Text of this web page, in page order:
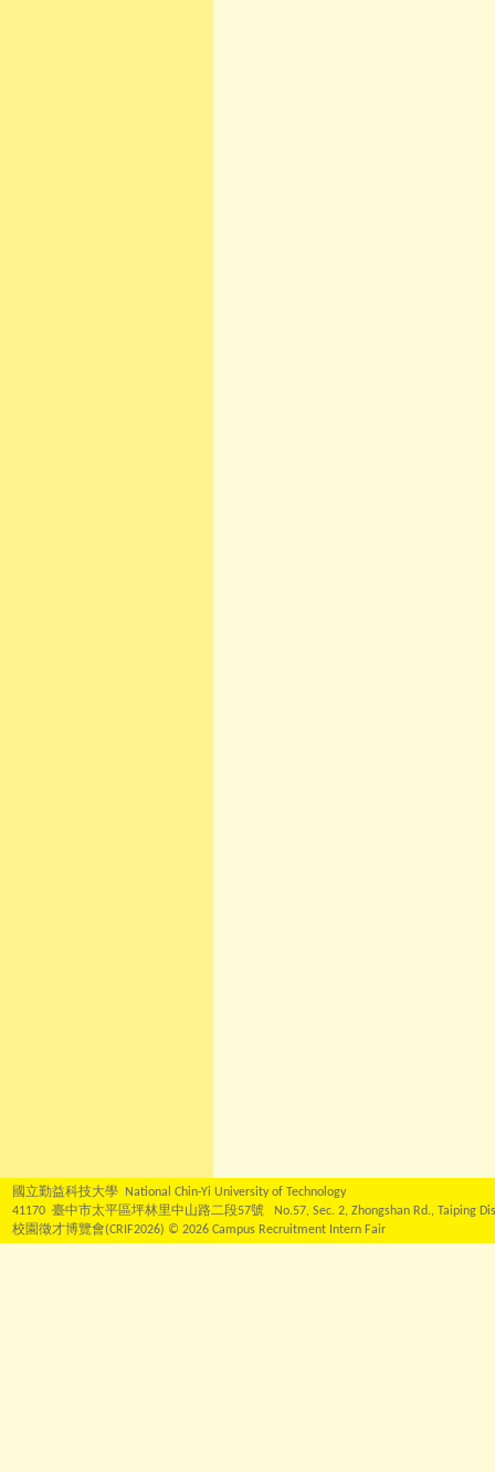
國立勤益科技大學 National Chin-Yi University of Technology
41170 臺中市太平區坪林里中山路二段57號 No.57, Sec. 2, Zhongshan Rd., Taiping
校園徵才博覽會(CRIF2026) © 2026 Campus Recruitment Intern Fair